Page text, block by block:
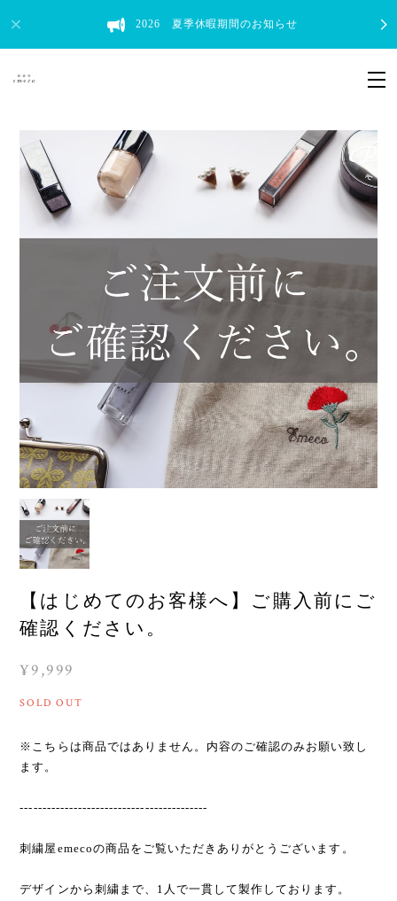
2026 夏季休暇期間のお知らせ
【はじめてのお客様へ】ご購入前にご
確認ください。
¥9,999
SOLD OUT
※こちらは商品ではありません。内容のご確認のみお願い致し
ます。
------------------------------------------
刺繍屋emecoの商品をご覧いただきありがとうございます。
デザインから刺繍まで、1人で一貫して製作しております。